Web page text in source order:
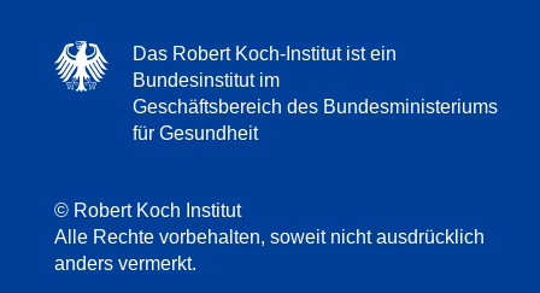
Das Robert Koch-Institut ist ein
Bundesinstitut im
Geschäftsbereich des Bundesministeriums
für Gesundheit
© Robert Koch Institut
Alle Rechte vorbehalten, soweit nicht ausdrücklich
anders vermerkt.